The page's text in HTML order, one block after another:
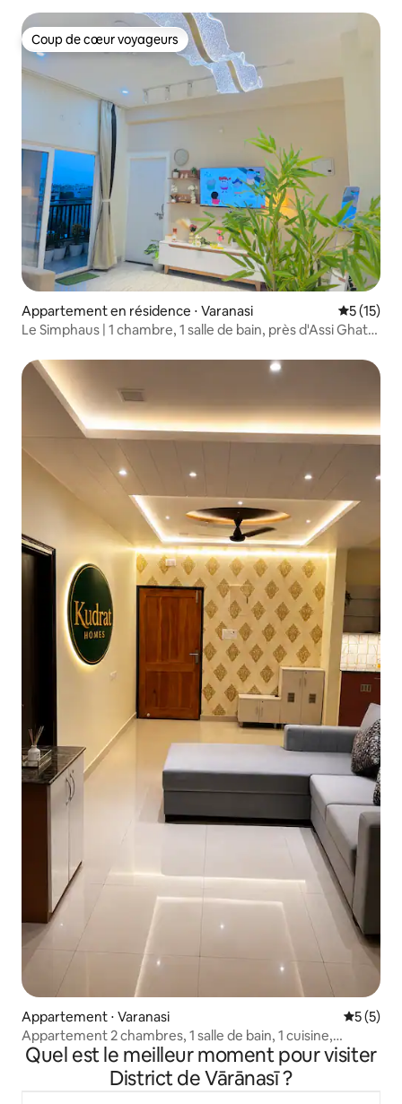
Coup de cœur voyageurs
Coup de cœur voyageurs
Appartement en résidence ⋅ Varanasi
5 (15)
Le Simphaus | 1 chambre, 1 salle de bain, près d'Assi Ghat
Appartement ⋅ Varanasi
5 (5)
Appartement 2 chambres, 1 salle de bain, 1 cuisine,
emplacement central | Kudrat Homes | Spacieux
Quel est le meilleur moment pour visiter
District de Vārānasī ?